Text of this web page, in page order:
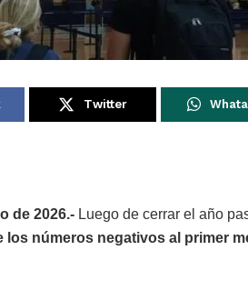
Twitter
de 2026.- Luego de cerrar el año
números negativos al primer